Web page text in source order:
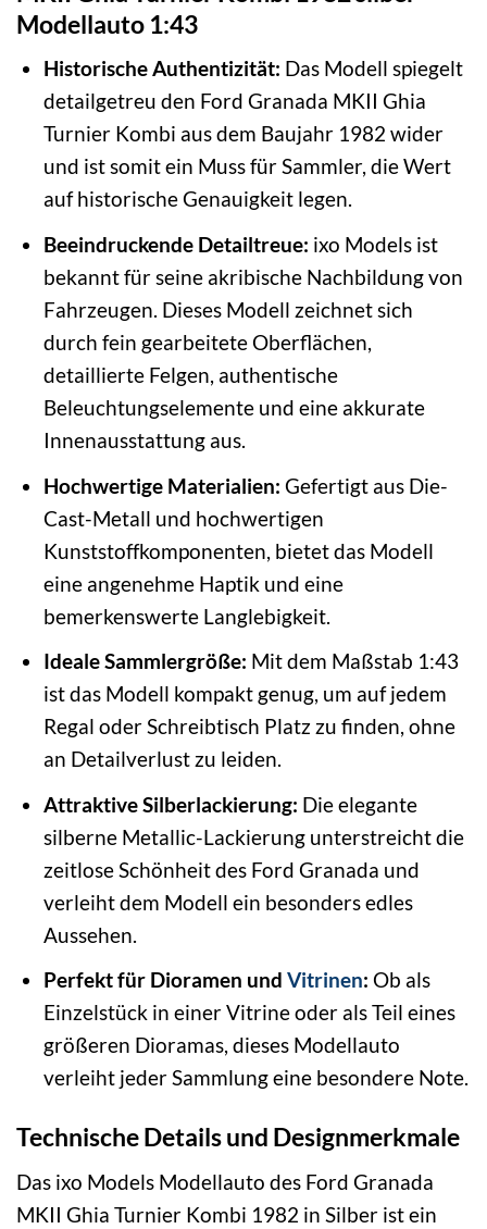
Modellauto 1:43
Historische Authentizität: Das Modell spiegelt
detailgetreu den Ford Granada MKII Ghia
Turnier Kombi aus dem Baujahr 1982 wider
und ist somit ein Muss für Sammler, die Wert
auf historische Genauigkeit legen.
Beeindruckende Detailtreue: ixo Models ist
bekannt für seine akribische Nachbildung von
Fahrzeugen. Dieses Modell zeichnet sich
durch fein gearbeitete Oberflächen,
detaillierte Felgen, authentische
Beleuchtungselemente und eine akkurate
Innenausstattung aus.
Hochwertige Materialien: Gefertigt aus Die-
Cast-Metall und hochwertigen
Kunststoffkomponenten, bietet das Modell
eine angenehme Haptik und eine
bemerkenswerte Langlebigkeit.
Ideale Sammlergröße: Mit dem Maßstab 1:43
ist das Modell kompakt genug, um auf jedem
Regal oder Schreibtisch Platz zu finden, ohne
an Detailverlust zu leiden.
Attraktive Silberlackierung: Die elegante
silberne Metallic-Lackierung unterstreicht die
zeitlose Schönheit des Ford Granada und
verleiht dem Modell ein besonders edles
Aussehen.
Perfekt für Dioramen und Vitrinen: Ob als
Einzelstück in einer Vitrine oder als Teil eines
größeren Dioramas, dieses Modellauto
verleiht jeder Sammlung eine besondere Note.
Technische Details und Designmerkmale
Das ixo Models Modellauto des Ford Granada
MKII Ghia Turnier Kombi 1982 in Silber ist ein